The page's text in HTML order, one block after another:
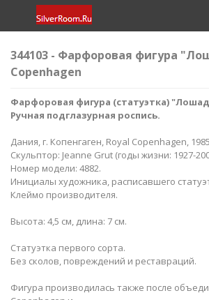
344103 - Фарфоровая фигура
Copenhagen
Фарфоровая фигура (статуэтка)
Ручная подглазурная роспись.
Дания, г. Копенгаген, Royal Copenhagen,
Скульптор: Jeanne Grut (годы жизни: 1927-
Номер модели: 4882.
Инициалы художника, расписавшего
Клеймо производителя.
Высота: 4,5 см, длина: 7 см.
Статуэтка первого сорта.
Без сколов, повреждений и реставраций.
Фигура производилась также после